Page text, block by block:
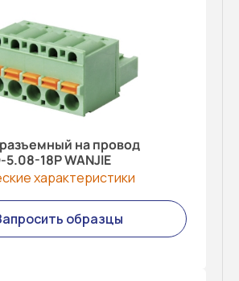
на провод
5.08-18P WANJIE
характеристики
образцы